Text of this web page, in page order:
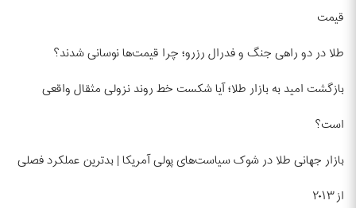
قیمت
طلا در دو راهی جنگ و فدرال رزرو؛ چرا قیمت‌ها نوسانی شدند؟
بازگشت امید به بازار طلا؛ آیا شکست خط روند نزولی مثقال واقعی
است؟
بازار جهانی طلا در شوک سیاست‌های پولی آمریکا | بدترین عملکرد فصلی
از ۲۰۱۳